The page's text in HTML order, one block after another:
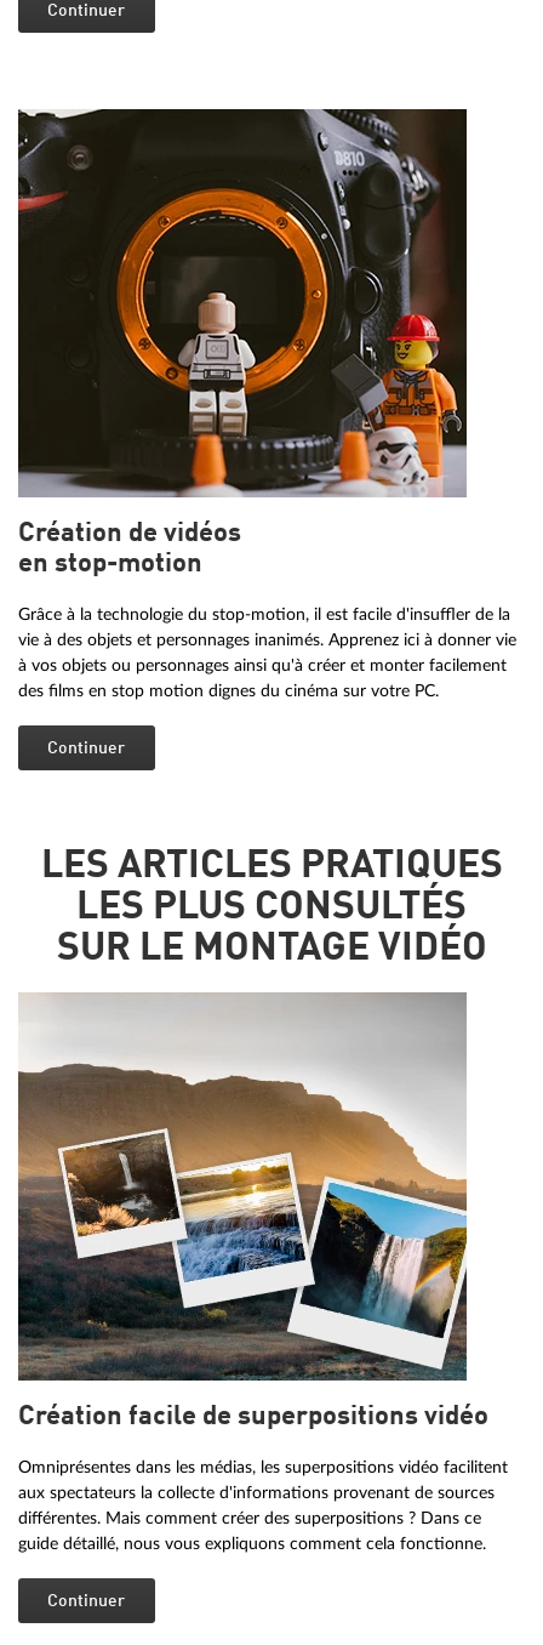
Continuer
Création de vidéos
en stop-motion
Grâce à la technologie du stop-motion, il est facile d'insuffler de la
vie à des objets et personnages inanimés. Apprenez ici à donner vie
à vos objets ou personnages ainsi qu'à créer et monter facilement
des films en stop motion dignes du cinéma sur votre PC.
Continuer
LES ARTICLES PRATIQUES
LES PLUS CONSULTÉS
SUR LE MONTAGE VIDÉO
Création facile de superpositions vidéo
Omniprésentes dans les médias, les superpositions vidéo facilitent
aux spectateurs la collecte d'informations provenant de sources
différentes. Mais comment créer des superpositions ? Dans ce
guide détaillé, nous vous expliquons comment cela fonctionne.
Continuer